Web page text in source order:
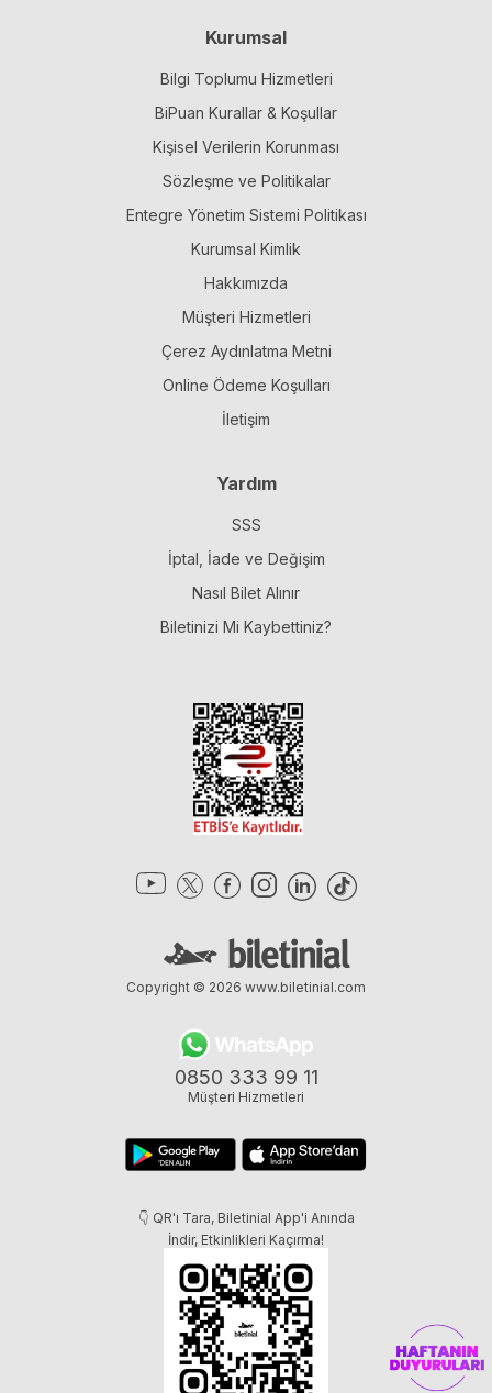
Kurumsal
Bilgi Toplumu Hizmetleri
BiPuan Kurallar & Koşullar
Kişisel Verilerin Korunması
Sözleşme ve Politikalar
Entegre Yönetim Sistemi Politikası
Kurumsal Kimlik
Hakkımızda
Müşteri Hizmetleri
Çerez Aydınlatma Metni
Online Ödeme Koşulları
İletişim
Yardım
SSS
İptal, İade ve Değişim
Nasıl Bilet Alınır
Biletinizi Mi Kaybettiniz?
0850 333 99 11
Müşteri Hizmetleri
👇 QR'ı Tara, Biletinial App'i Anında
İndir, Etkinlikleri Kaçırma!
Copyright © 2026 www.biletinial.com